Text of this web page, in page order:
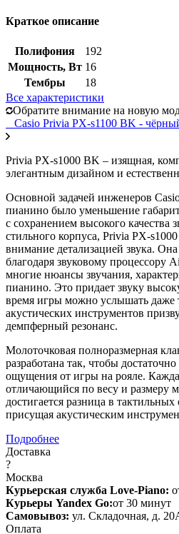
Краткое описание
Полифония
192
Мощность, Вт 16
Тембры
18
Все характеристики
Обратите внимание на новую
Casio Privia PX-s1100 BK -
Privia PX-s1000 BK – изящная,
элегантным дизайном и
Основной задачей инженеров
пианино было уменьшение
с сохранением высокого качества
стильного корпуса, Privia PX-
внимание детализацией звука.
благодаря звуковому процессору
многие нюансы звучания,
пианино. Это придает звуку
время игры можно услышать даже
акустических инструментов
демпферный резонанс.
Молоточковая полноразмерная
разработана так, чтобы
ощущения от игры на рояле.
отличающийся по весу и размеру
достигается разница в
присущая акустическим
Подробнее
Доставка
?
Москва
Курьерская служба Love-Piano:
Курьеры Yandex Go:от 30 минут
Самовывоз: ул. Складочная, д.
Оплата